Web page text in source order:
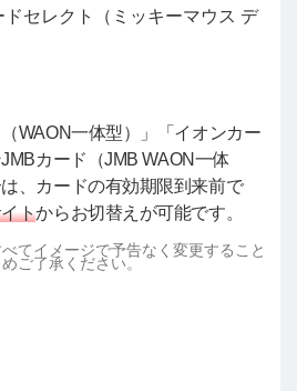
セレクト（ミッキーマウス デ
WAON一体型）」「イオンカー
カード（JMB WAON一体
、カードの有効期限到来前で
トからお切替えが可能です。
てイメージで予告なく変更すること
ご了承ください。